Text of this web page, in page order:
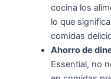
cocina los
lo que
comidas
Ahorro de
Essential, no